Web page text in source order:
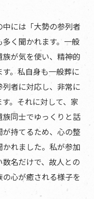
には「大勢の参列者
く聞かれます。一般
が気を使い、精神的
。私自身も一般葬に
者に対応し、非常に
。それに対して、家
同士でゆっくりと話
持てるため、心の整
れました。私が参加
名だけで、故人との
心が癒される様子を